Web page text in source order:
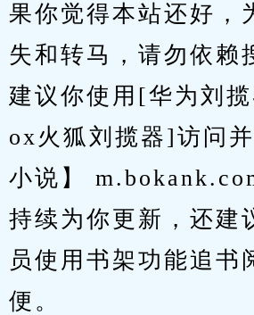
果你觉得本站还好，
失和转马，请勿依赖
建议你使用[华为刘
ox火狐刘揽器]访问
小说】
持续为你更新，还建
员使用书架功能追书
便。